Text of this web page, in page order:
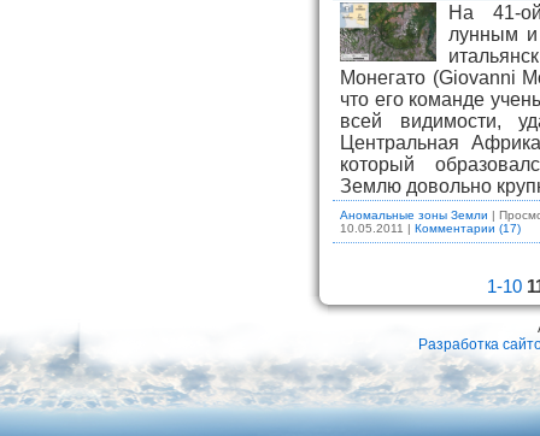
На 41-
лунным
Монегато (Giovanni
что его команде
всей видимости,
Центральная
который
Землю довольно
Аномальные зоны Земли |
10.05.2011 | Комментарии (17)
1-10
Разработка